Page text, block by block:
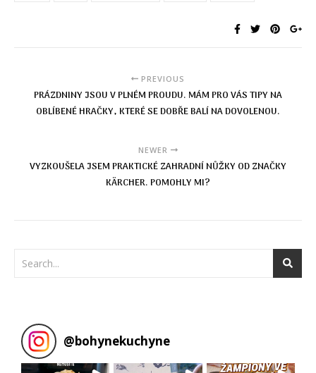
PREVIOUS
PRÁZDNINY JSOU V PLNÉM PROUDU. MÁM PRO VÁS TIPY NA
OBLÍBENÉ HRAČKY, KTERÉ SE DOBŘE BALÍ NA DOVOLENOU.
NEWER
VYZKOUŠELA JSEM PRAKTICKÉ ZAHRADNÍ NŮŽKY OD ZNAČKY
KÄRCHER. POMOHLY MI?
@bohynekuchyne